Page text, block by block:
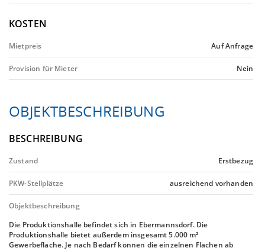
KOSTEN
Mietpreis Auf Anfrage
Provision für Mieter Nein
OBJEKTBESCHREIBUNG
BESCHREIBUNG
Zustand Erstbezug
PKW-Stellplätze ausreichend vorhanden
Objektbeschreibung
Die Produktionshalle befindet sich in Ebermannsdorf. Die
Produktionshalle bietet außerdem insgesamt 5.000 m²
Gewerbefläche. Je nach Bedarf können die einzelnen Flächen ab